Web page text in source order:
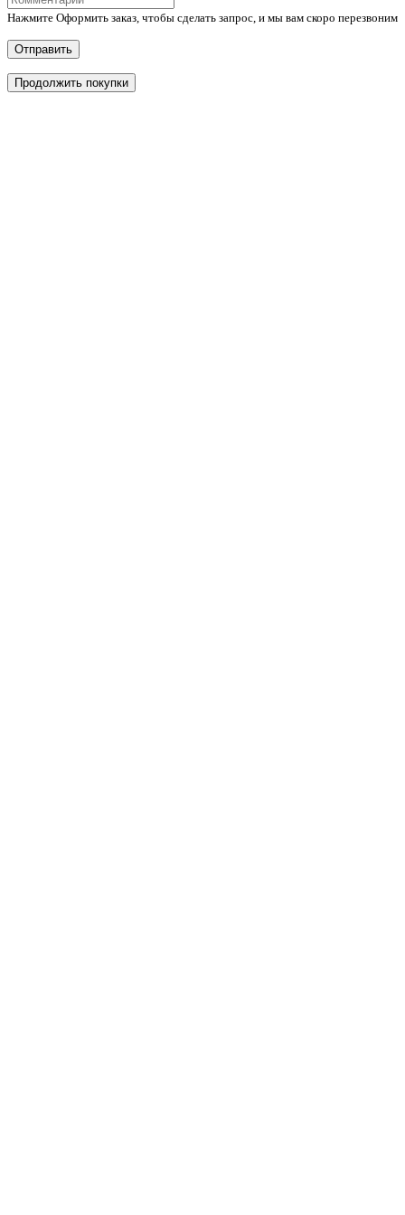
Нажмите Оформить заказ, чтобы сделать запрос, и мы вам скоро перезвоним
Отправить
Продолжить покупки